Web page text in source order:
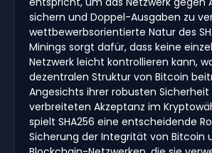
sichern und Doppel-Ausgaben zu
wettbewerbsorientierte Natur des
Minings sorgt dafür, dass keine
Netzwerk leicht kontrollieren kann,
dezentralen Struktur von Bitcoin
Angesichts ihrer robusten
verbreiteten Akzeptanz im
spielt SHA256 eine entscheidende
Sicherung der Integrität von Bitcoin